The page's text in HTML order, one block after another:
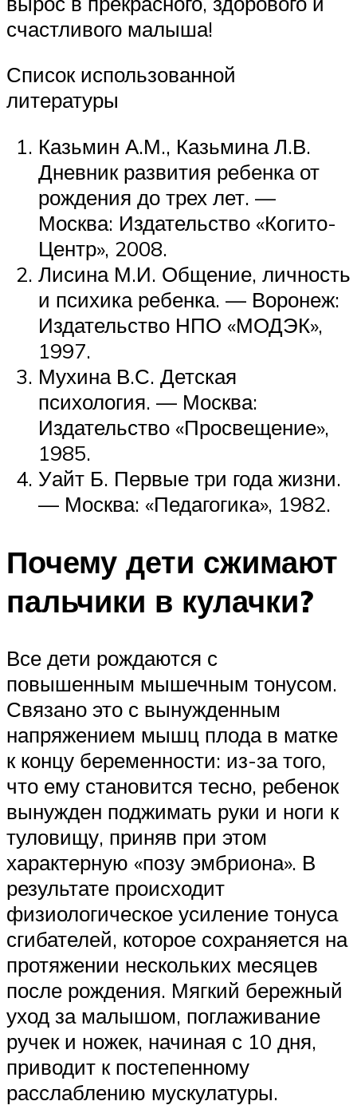
счастливого малыша!
Список использованной
литературы
Казьмин А.М., Казьмина Л.В.
Дневник развития ребенка от
рождения до трех лет. —
Москва: Издательство «Когито-
Центр», 2008.
Лисина М.И. Общение, личность
и психика ребенка. — Воронеж:
Издательство НПО «МОДЭК»,
1997.
Мухина В.С. Детская
психология. — Москва:
Издательство «Просвещение»,
1985.
Уайт Б. Первые три года жизни.
— Москва: «Педагогика», 1982.
Почему дети сжимают
пальчики в кулачки?
Все дети рождаются с
повышенным мышечным тонусом.
Связано это с вынужденным
напряжением мышц плода в матке
к концу беременности: из-за того,
что ему становится тесно, ребенок
вынужден поджимать руки и ноги к
туловищу, приняв при этом
характерную «позу эмбриона». В
результате происходит
физиологическое усиление тонуса
сгибателей, которое сохраняется на
протяжении нескольких месяцев
после рождения. Мягкий бережный
уход за малышом, поглаживание
ручек и ножек, начиная с 10 дня,
приводит к постепенному
расслаблению мускулатуры.